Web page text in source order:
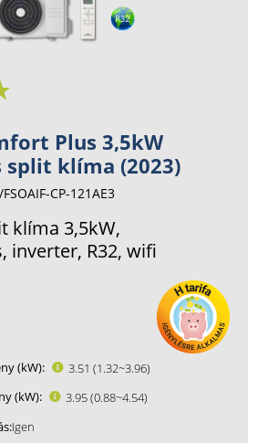
Plus 3,5kW
klíma (2023)
CP-121AE3
klíma 3,5kW,
inverter, R32, wifi
(kW)
3.51 (1.32~3.96)
(kW)
3.95 (0.88~4.54)
Igen